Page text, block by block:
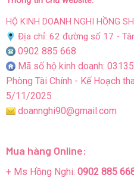
HỘ KINH DOANH NGHI HỒNG
Địa chỉ: 62 đường số 17 -
0902 885 668
Mã số hộ kinh doanh:
Phòng Tài Chính - Kế Hoạch
5/11/2025
doannghi90@gmail.com
Mua hàng Online:
+ Ms Hồng Nghi: 0902 885